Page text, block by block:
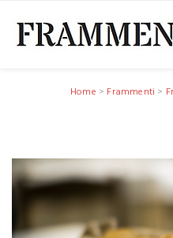
Home > Frammenti >